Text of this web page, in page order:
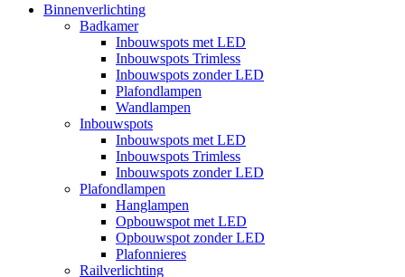
Binnenverlichting
Badkamer
Inbouwspots met LED
Inbouwspots Trimless
Inbouwspots zonder LED
Plafondlampen
Wandlampen
Inbouwspots
Inbouwspots met LED
Inbouwspots Trimless
Inbouwspots zonder LED
Plafondlampen
Hanglampen
Opbouwspot met LED
Opbouwspot zonder LED
Plafonnieres
Railverlichting